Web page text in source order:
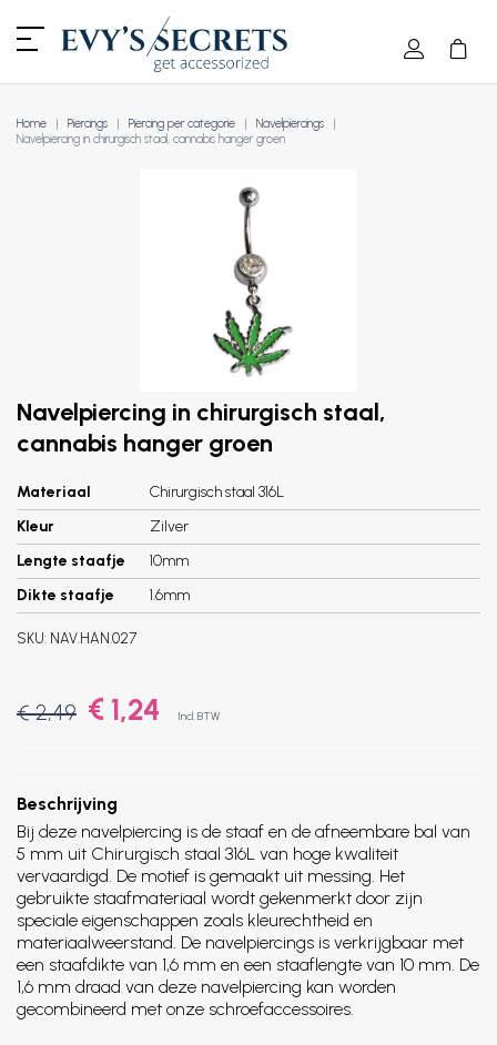
Home Piercings Piercing per categorie
Navelpiercings
Navelpiercing in chirurgisch staal, cannabis hanger groen
Navelpiercing in chirurgisch staal,
cannabis hanger groen
Materiaal
Chirurgisch staal 316L
Kleur
Zilver
Lengte staafje
10mm
Dikte staafje
1.6mm
SKU: NAV.HAN.027
€ 2,49 € 1,24 Incl. BTW
Beschrijving
Bij deze navelpiercing is de staaf en de afneembare bal van
5 mm uit Chirurgisch staal 316L van hoge kwaliteit
vervaardigd. De motief is gemaakt uit messing. Het
gebruikte staafmateriaal wordt gekenmerkt door zijn
speciale eigenschappen zoals kleurechtheid en
materiaalweerstand. De navelpiercings is verkrijgbaar met
een staafdikte van 1,6 mm en een staaflengte van 10 mm. De
1,6 mm draad van deze navelpiercing kan worden
gecombineerd met onze schroefaccessoires.